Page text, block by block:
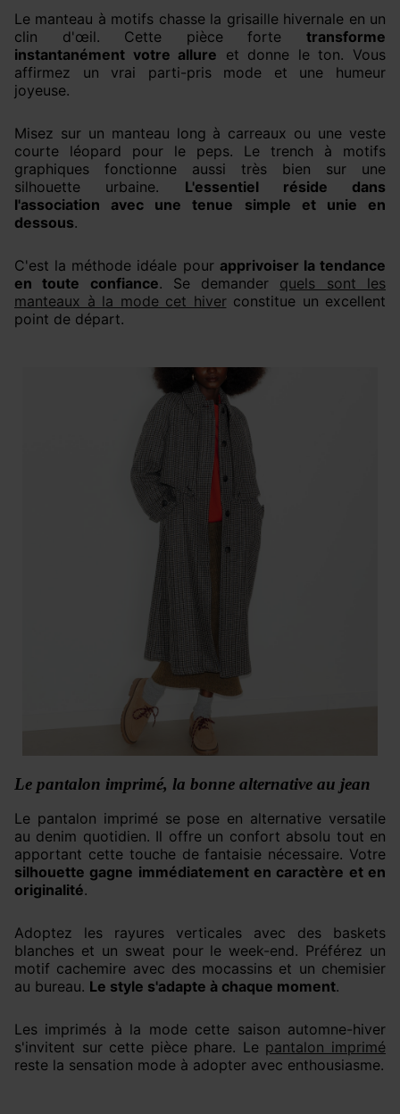
Le manteau à motifs chasse la grisaille hivernale en un
clin d'œil. Cette pièce forte transforme
instantanément votre allure et donne le ton. Vous
affirmez un vrai parti-pris mode et une humeur
joyeuse.
Misez sur un manteau long à carreaux ou une veste
courte léopard pour le peps. Le trench à motifs
graphiques fonctionne aussi très bien sur une
silhouette urbaine. L'essentiel réside dans
l'association avec une tenue simple et unie en
dessous.
C'est la méthode idéale pour apprivoiser la tendance
en toute confiance. Se demander quels sont les
manteaux à la mode cet hiverconstitue un excellent
point de départ.
Le pantalon imprimé, la bonne alternative au jean
Le pantalon imprimé se pose en alternative versatile
au denim quotidien. Il offre un confort absolu tout en
apportant cette touche de fantaisie nécessaire. Votre
silhouette gagne immédiatement en caractère et en
originalité.
Adoptez les rayures verticales avec des baskets
blanches et un sweat pour le week-end. Préférez un
motif cachemire avec des mocassins et un chemisier
au bureau. Le style s'adapte à chaque moment.
Les imprimés à la mode cette saison automne-hiver
s'invitent sur cette pièce phare. Le pantalon imprimé
reste la sensation mode à adopter avec enthousiasme.